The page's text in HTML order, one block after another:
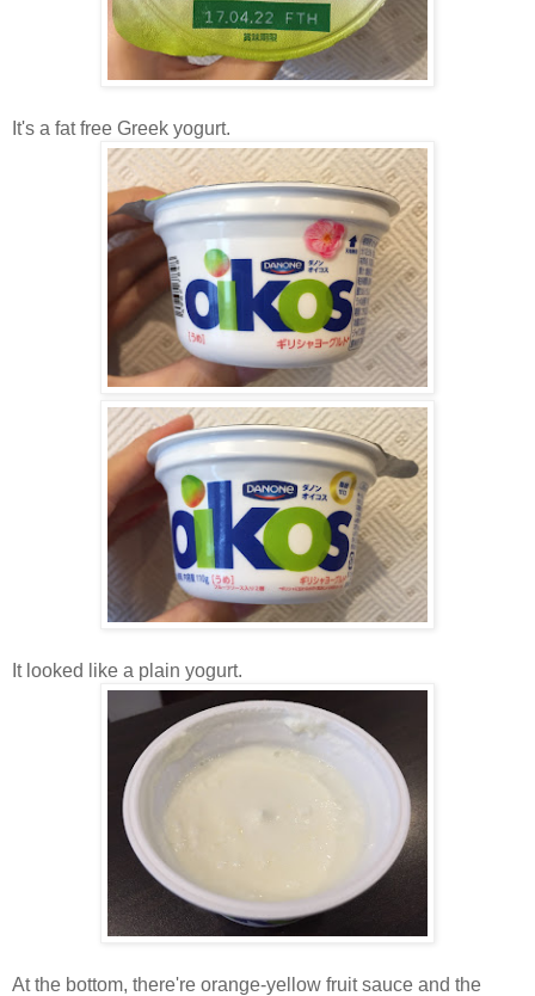
It's a fat free Greek yogurt.
It looked like a plain yogurt.
At the bottom, there're orange-yellow fruit sauce and the